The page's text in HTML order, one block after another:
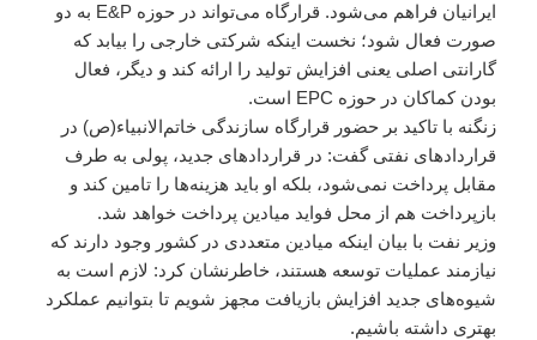
ایرانیان فراهم می‌شود. قرارگاه می‌تواند در حوزه E&P به دو
صورت فعال شود؛ نخست اینکه شرکتی خارجی را بیابد که
گارانتی اصلی یعنی افزایش تولید را ارائه کند و دیگر، فعال
بودن کماکان در حوزه EPC است.
زنگنه با تاکید بر حضور قرارگاه سازندگی خاتم‌الانبیاء(ص) در
قراردادهای نفتی گفت: در قراردادهای جدید، پولی به طرف
مقابل پرداخت نمی‌شود، بلکه او باید هزینه‌ها را تامین کند و
بازپرداخت هم از محل فواید میادین پرداخت خواهد شد.
وزیر نفت با بیان اینکه میادین متعددی در کشور وجود دارند که
نیازمند عملیات توسعه هستند، خاطرنشان کرد: لازم است به
شیوه‌های جدید افزایش بازیافت مجهز شویم تا بتوانیم عملکرد
بهتری داشته باشیم.